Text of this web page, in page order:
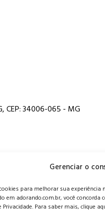
Gerenciar o
para melhorar sua experiência
em adorando.com.br, você
Privacidade. Para saber mais, clique
CEP: 34006-065 - MG
de privacidade.